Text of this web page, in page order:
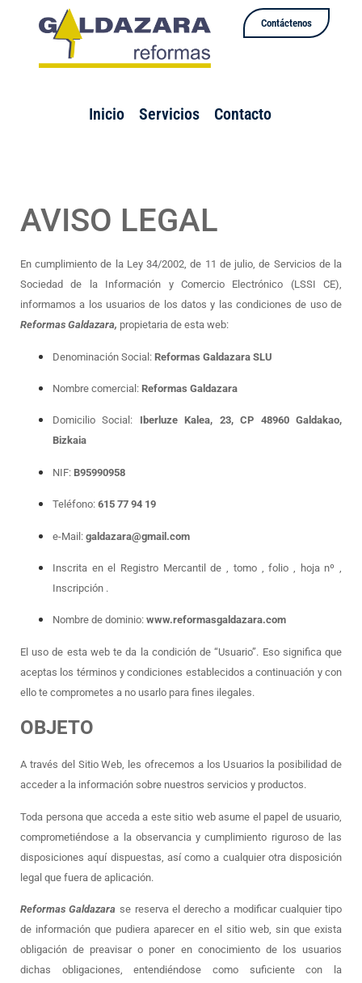
Contáctenos
Inicio Servicios Contacto
AVISO LEGAL
En cumplimiento de la Ley 34/2002, de 11 de julio, de Servicios de la
Sociedad de la Información y Comercio Electrónico (LSSI CE),
informamos a los usuarios de los datos y las condiciones de uso de
Reformas Galdazara, propietaria de esta web:
Denominación Social: Reformas Galdazara SLU
Nombre comercial: Reformas Galdazara
Domicilio Social: Iberluze Kalea, 23, CP 48960 Galdakao,
Bizkaia
NIF: B95990958
Teléfono: 615 77 94 19
e-Mail: galdazara@gmail.com
Inscrita en el Registro Mercantil de , tomo , folio , hoja nº ,
Inscripción .
Nombre de dominio: www.reformasgaldazara.com
El uso de esta web te da la condición de “Usuario”. Eso significa que
aceptas los términos y condiciones establecidos a continuación y con
ello te comprometes a no usarlo para fines ilegales.
OBJETO
A través del Sitio Web, les ofrecemos a los Usuarios la posibilidad de
acceder a la información sobre nuestros servicios y productos.
Toda persona que acceda a este sitio web asume el papel de usuario,
comprometiéndose a la observancia y cumplimiento riguroso de las
disposiciones aquí dispuestas, así como a cualquier otra disposición
legal que fuera de aplicación.
Reformas Galdazara se reserva el derecho a modificar cualquier tipo
de información que pudiera aparecer en el sitio web, sin que exista
obligación de preavisar o poner en conocimiento de los usuarios
dichas obligaciones, entendiéndose como suficiente con la